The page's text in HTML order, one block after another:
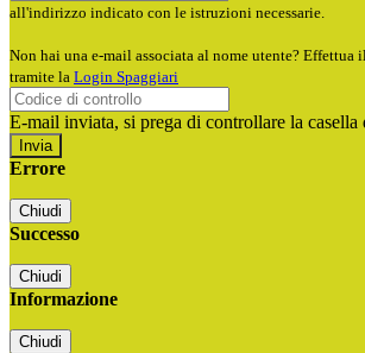
all'indirizzo indicato con le istruzioni necessarie.
Non hai una e-mail associata al nome utente? Effettua
tramite la Login Spaggiari
E-mail inviata, si prega di controllare la casella
Errore
Chiudi
Successo
Chiudi
Informazione
Chiudi